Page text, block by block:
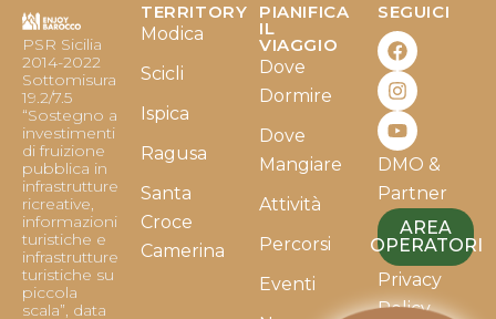
PSR Sicilia
2014-2022
Sottomisura
19.2/7.5
“Sostegno a
investimenti
di fruizione
pubblica in
infrastrutture
ricreative,
informazioni
turistiche e
infrastrutture
turistiche su
piccola
scala”, data
TERRITORY
Modica
Scicli
Ispica
Ragusa
Santa
Croce
Camerina
PIANIFICA
IL
VIAGGIO
Dove
Dormire
Dove
Mangiare
Attività
Percorsi
Eventi
SEGUICI
F
a
c
e
b
o
o
k
I
n
s
t
a
g
r
a
m
Y
o
u
t
u
b
e
DMO &
Partner
AREA
OPERATORI
Privacy
Policy